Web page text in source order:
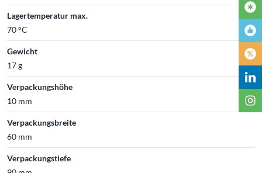
Lagertemperatur max.
70 °C
Gewicht
17 g
Verpackungshöhe
10 mm
Verpackungsbreite
60 mm
Verpackungstiefe